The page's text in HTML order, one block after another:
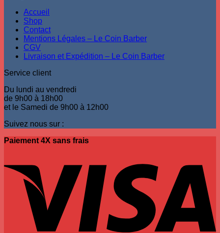
Accueil
Shop
Contact
Mentions Légales – Le Coin Barber
CGV
Livraison et Expédition – Le Coin Barber
Service client
Du lundi au vendredi
de 9h00 à 18h00
et le Samedi de 9h00 à 12h00
Suivez nous sur :
Paiement 4X sans frais